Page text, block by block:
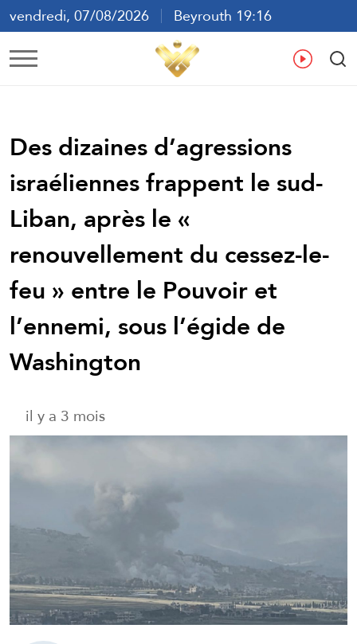
vendredi, 07/08/2026
Beyrouth 19:16
ع
Des dizaines d’agressions
israéliennes frappent le sud-
Liban, après le «
renouvellement du cessez-le-
feu » entre le Pouvoir et
l’ennemi, sous l’égide de
Washington
il y a 3 mois